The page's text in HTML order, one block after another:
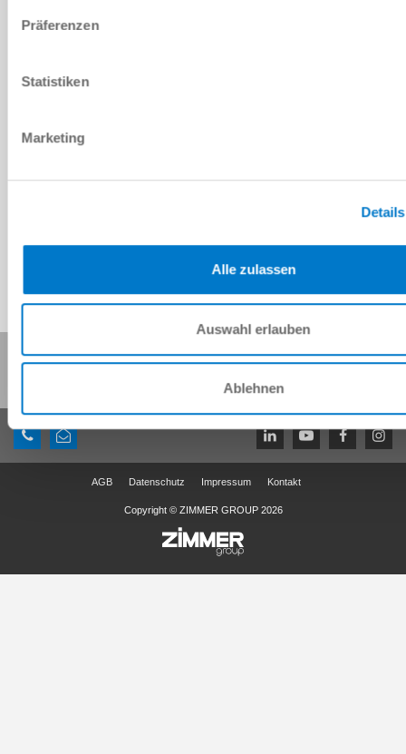
Präferenzen
Statistiken
Marketing
Alle zulassen
Auswahl erlauben
Ablehnen
Diese Seite teilen:
AGB Datenschutz Impressum Kontakt
Copyright © ZIMMER GROUP 2026